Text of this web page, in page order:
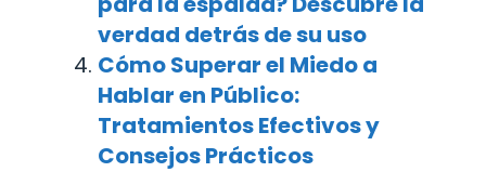
verdad detrás de su uso
Cómo Superar el Miedo a
Hablar en Público:
Tratamientos Efectivos y
Consejos Prácticos